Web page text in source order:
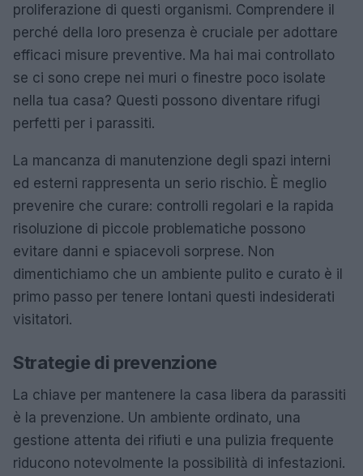
proliferazione di questi organismi. Comprendere il
perché della loro presenza è cruciale per adottare
efficaci misure preventive. Ma hai mai controllato
se ci sono crepe nei muri o finestre poco isolate
nella tua casa? Questi possono diventare rifugi
perfetti per i parassiti.
La mancanza di manutenzione degli spazi interni
ed esterni rappresenta un serio rischio. È meglio
prevenire che curare: controlli regolari e la rapida
risoluzione di piccole problematiche possono
evitare danni e spiacevoli sorprese. Non
dimentichiamo che un ambiente pulito e curato è il
primo passo per tenere lontani questi indesiderati
visitatori.
Strategie di prevenzione
La chiave per mantenere la casa libera da parassiti
è la prevenzione. Un ambiente ordinato, una
gestione attenta dei rifiuti e una pulizia frequente
riducono notevolmente la possibilità di infestazioni.